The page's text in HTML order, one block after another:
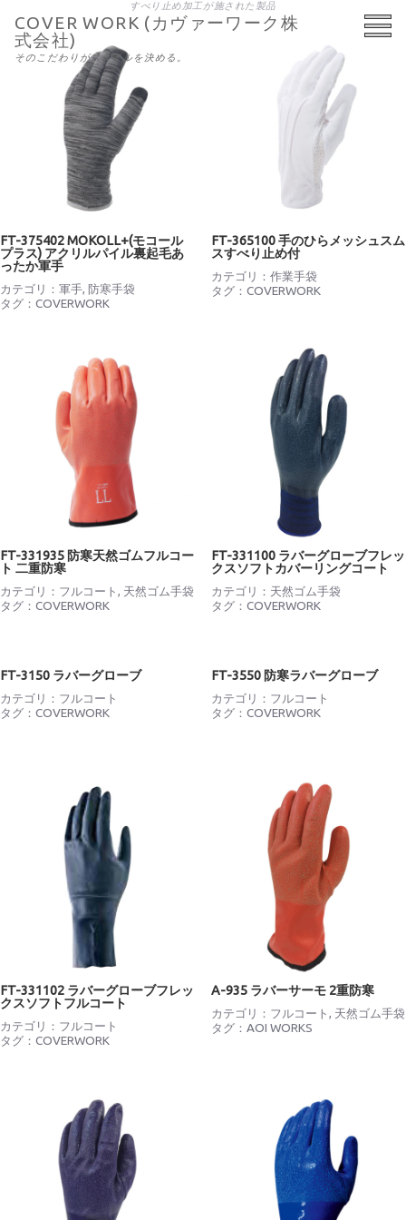
COVER WORK (カヴァーワーク株
式会社)
そのこだわりがスタイルを決める。
すべり止め加工が施された製品
FT-375402 MOKOLL+(モコール
プラス) アクリルパイル裏起毛あ
ったか軍手
カテゴリ： 軍手, 防寒手袋
タグ： COVERWORK
FT-365100 手のひらメッシュスム
スすべり止め付
カテゴリ： 作業手袋
タグ： COVERWORK
FT-331935 防寒天然ゴムフルコー
ト 二重防寒
カテゴリ： フルコート, 天然ゴム手袋
タグ： COVERWORK
FT-331100 ラバーグローブフレッ
クスソフトカバーリングコート
カテゴリ： 天然ゴム手袋
タグ： COVERWORK
FT-3150 ラバーグローブ
カテゴリ： フルコート
タグ： COVERWORK
FT-3550 防寒ラバーグローブ
カテゴリ： フルコート
タグ： COVERWORK
FT-331102 ラバーグローブフレッ
クスソフトフルコート
カテゴリ： フルコート
タグ： COVERWORK
A-935 ラバーサーモ 2重防寒
カテゴリ： フルコート, 天然ゴム手袋
タグ： AOI WORKS